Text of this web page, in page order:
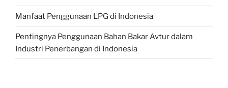
Manfaat Penggunaan LPG di Indonesia
Pentingnya Penggunaan Bahan Bakar Avtur dalam
Industri Penerbangan di Indonesia